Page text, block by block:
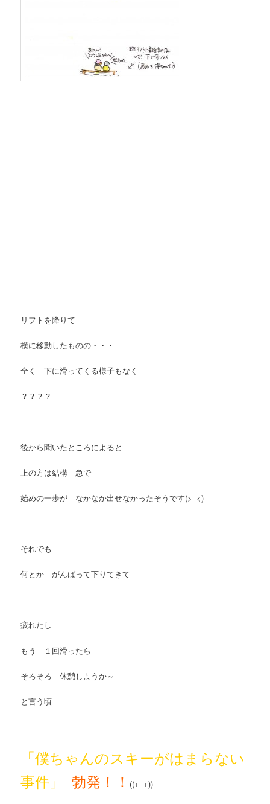
リフトを降りて
横に移動したものの・・・
全く 下に滑ってくる様子もなく
？？？？
後から聞いたところによると
上の方は結構 急で
始めの一歩が なかなか出せなかったそうです(>_<)
それでも
何とか がんばって下りてきて
疲れたし
もう １回滑ったら
そろそろ 休憩しようか～
と言う頃
「僕ちゃんのスキーがはまらない
事件」
勃発！！ ((+_+))